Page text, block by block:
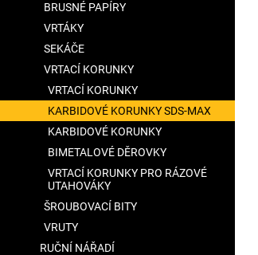
BRUSNÉ PAPÍRY
VRTÁKY
SEKÁČE
VRTACÍ KORUNKY
VRTACÍ KORUNKY
KARBIDOVÉ KORUNKY SDS-MAX
KARBIDOVÉ KORUNKY
BIMETALOVÉ DĚROVKY
VRTACÍ KORUNKY PRO RÁZOVÉ
UTAHOVÁKY
ŠROUBOVACÍ BITY
VRUTY
RUČNÍ NÁŘADÍ